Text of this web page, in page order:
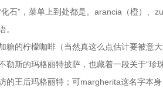
化石”，菜单上到处都是。arancia（橙）、
。
糖的柠檬咖啡（当然真这么点估计要被意
勒斯的玛格丽特披萨，也藏着一段关于“珍
的王后玛格丽特；可margherita这名字本